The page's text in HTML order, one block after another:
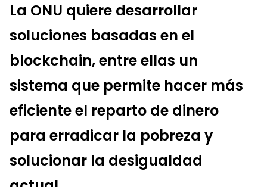
La ONU quiere desarrollar
soluciones basadas en el
blockchain, entre ellas un
sistema que permite hacer más
eficiente el reparto de dinero
para erradicar la pobreza y
solucionar la desigualdad